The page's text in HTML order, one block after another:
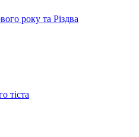
року та Різдва
тіста